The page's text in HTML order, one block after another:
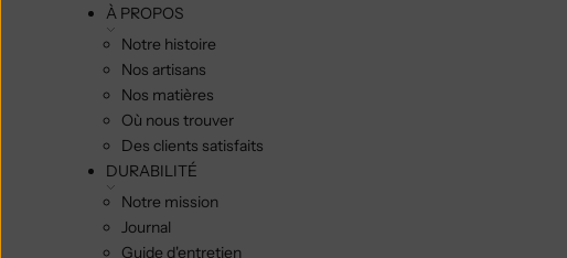
À PROPOS
Notre histoire
Nos artisans
Nos matières
Où nous trouver
Des clients satisfaits
DURABILITÉ
Notre mission
Journal
Guide d'entretien